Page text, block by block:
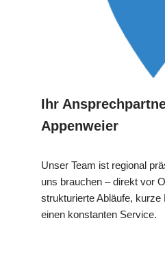
Ihr
Appenweier
Unser Team ist regional
uns brauchen – direkt vor
strukturierte Abläufe, kurze
einen konstanten Service.